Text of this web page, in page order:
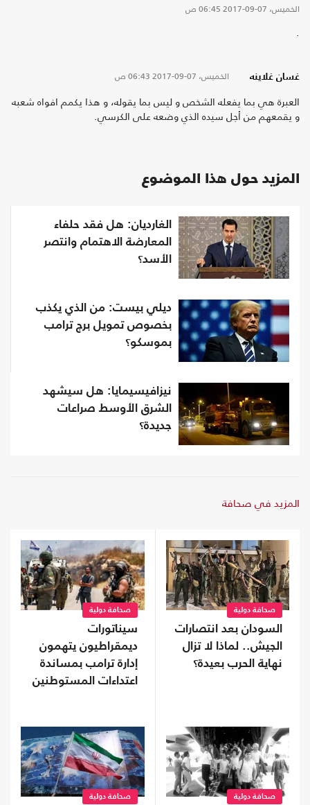
الخميس، 07-09-2017 06:45 ص
.
غسان غلاينه الخميس، 07-09-2017 06:43 ص
العبرة هي بما يفعله الشخص و ليس بما يقوله، و هذا يكمم افواه شعبه
و يقمعهم من أجل سيده الذي وضعه على الكرسي.
المزيد حول هذا الموضوع
الغارديان: هل فقد حلفاء
المعارضة الاهتمام وانتصر
الأسد؟
ديلي بيست: من الذي يكذب
بخصوص تمويل برج ترامب
بموسكو؟
نيزافيسيمايا: هل سيشهد
الشرق الأوسط صراعات
جديدة؟
المزيد في صحافة
صحافة دولية
السودان بعد انتصارات
الجيش.. لماذا لا تزال
نهاية الحرب بعيدة؟
صحافة دولية
سيناتورات
ديمقراطيون يتهمون
إدارة ترامب بمساندة
اعتداءات المستوطنين
صحافة دولية صحافة دولية